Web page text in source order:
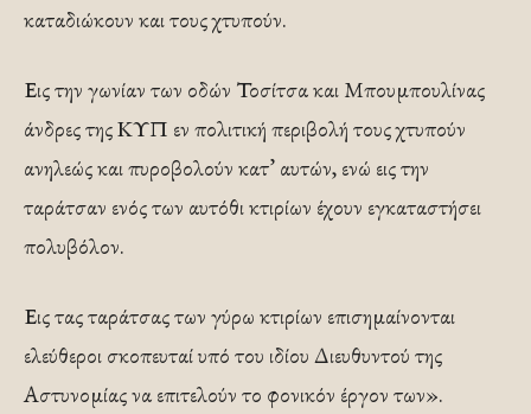
καταδιώκουν και τους χτυπούν.
Εις την γωνίαν των οδών Τοσίτσα και Μπουμπουλίνας
άνδρες της ΚΥΠ εν πολιτική περιβολή τους χτυπούν
ανηλεώς και πυροβολούν κατ’ αυτών, ενώ εις την
ταράτσαν ενός των αυτόθι κτιρίων έχουν εγκαταστήσει
πολυβόλον.
Εις τας ταράτσας των γύρω κτιρίων επισημαίνονται
ελεύθεροι σκοπευταί υπό του ιδίου Διευθυντού της
Αστυνομίας να επιτελούν το φονικόν έργον των».